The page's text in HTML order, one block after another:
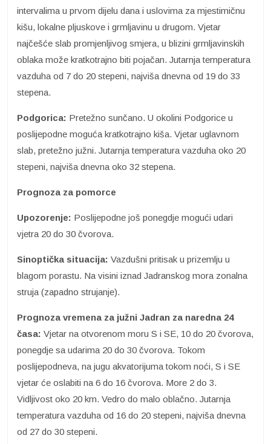
intervalima u prvom dijelu dana i uslovima za mjestimičnu
kišu, lokalne pljuskove i grmljavinu u drugom. Vjetar
najčešće slab promjenljivog smjera, u blizini grmljavinskih
oblaka može kratkotrajno biti pojačan. Jutarnja temperatura
vazduha od 7 do 20 stepeni, najviša dnevna od 19 do 33
stepena.
Podgorica: Pretežno sunčano. U okolini Podgorice u
poslijepodne moguća kratkotrajno kiša. Vjetar uglavnom
slab, pretežno južni. Jutarnja temperatura vazduha oko 20
stepeni, najviša dnevna oko 32 stepena.
Prognoza za pomorce
Upozorenje: Poslijepodne još ponegdje mogući udari
vjetra 20 do 30 čvorova.
Sinoptička situacija: Vazdušni pritisak u prizemlju u
blagom porastu. Na visini iznad Jadranskog mora zonalna
struja (zapadno strujanje).
Prognoza vremena za južni Jadran za naredna 24
časa: Vjetar na otvorenom moru S i SE, 10 do 20 čvorova,
ponegdje sa udarima 20 do 30 čvorova. Tokom
poslijepodneva, na jugu akvatorijuma tokom noći, S i SE
vjetar će oslabiti na 6 do 16 čvorova. More 2 do 3.
Vidljivost oko 20 km. Vedro do malo oblačno. Jutarnja
temperatura vazduha od 16 do 20 stepeni, najviša dnevna
od 27 do 30 stepeni.